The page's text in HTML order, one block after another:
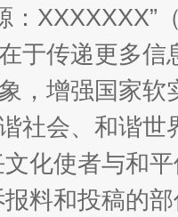
：
于传递更多
，增强国家
社会、和谐
化使者与和
料和投稿的